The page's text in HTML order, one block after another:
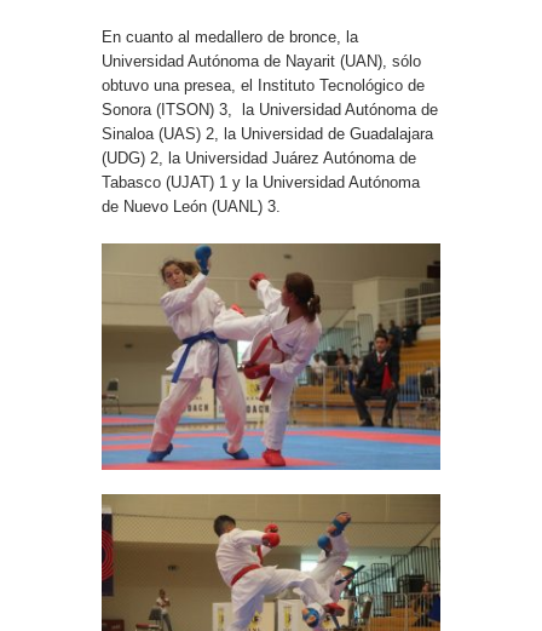
En cuanto al medallero de bronce, la
Universidad Autónoma de Nayarit (UAN), sólo
obtuvo una presea, el Instituto Tecnológico de
Sonora (ITSON) 3, la Universidad Autónoma de
Sinaloa (UAS) 2, la Universidad de Guadalajara
(UDG) 2, la Universidad Juárez Autónoma de
Tabasco (UJAT) 1 y la Universidad Autónoma
de Nuevo León (UANL) 3.